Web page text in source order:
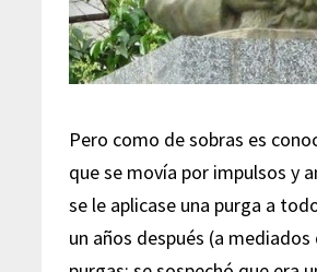
Pero como de sobras es
que se movía por impulsos y
se le aplicase una purga a
un años después (a